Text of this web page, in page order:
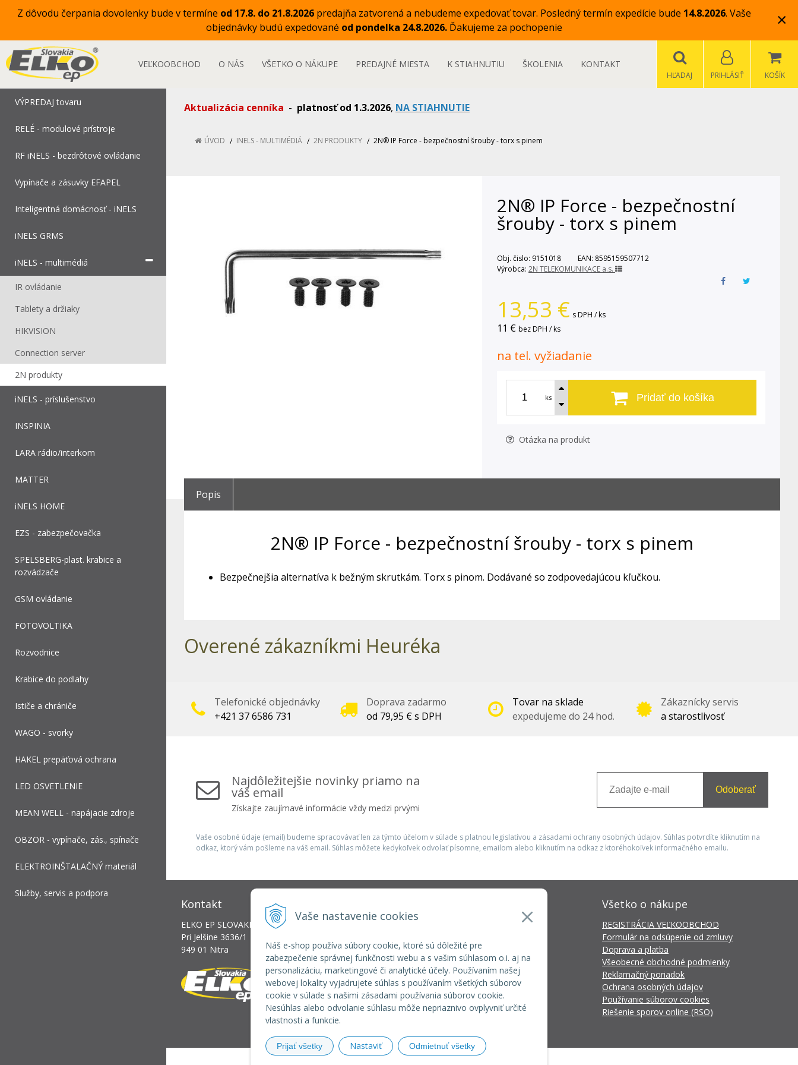
Vaše nastavenie cookies
Náš e-shop používa súbory cookie, ktoré sú dôležité pre
zabezpečenie správnej funkčnosti webu a s vašim súhlasom o.i. aj na
personalizáciu, marketingové či analytické účely. Používaním našej
webovej lokality vyjadrujete súhlas s používaním všetkých súborov
cookie v súlade s našimi zásadami používania súborov cookie.
Nesúhlas alebo odvolanie súhlasu môže nepriaznivo ovplyvniť určité
vlastnosti a funkcie.
Prijať všetky Nastaviť Odmietnuť všetky
Z dôvodu čerpania dovolenky bude v termíne od 17.8. do 21.8.2026 predajňa zatvorená a nebudeme expedovať tovar. Posledný termín expedície bude 14.8.2026. Vaše
objednávky budú expedované od pondelka 24.8.2026. Ďakujeme za pochopenie ×
VEĽKOOBCHOD O NÁS VŠETKO O NÁKUPE PREDAJNÉ MIESTA K STIAHNUTIU ŠKOLENIA KONTAKT
KOŠÍK
PRIHLÁSIŤ
HĽADAJ
VÝPREDAJ tovaru
RELÉ - modulové prístroje
RF iNELS - bezdrôtové ovládanie
Vypínače a zásuvky EFAPEL
Inteligentná domácnosť - iNELS
iNELS GRMS
iNELS - multimédiá
IR ovládanie
Tablety a držiaky
HIKVISION
Connection server
2N produkty
iNELS - príslušenstvo
INSPINIA
LARA rádio/interkom
MATTER
iNELS HOME
EZS - zabezpečovačka
SPELSBERG-plast. krabice a
rozvádzače
GSM ovládanie
FOTOVOLTIKA
Rozvodnice
Krabice do podlahy
Ističe a chrániče
WAGO - svorky
HAKEL prepäťová ochrana
LED OSVETLENIE
MEAN WELL - napájacie zdroje
OBZOR - vypínače, zás., spínače
ELEKTROINŠTALAČNÝ materiál
Služby, servis a podpora
Aktualizácia cenníka - platnosť od 1.3.2026, NA STIAHNUTIE
ÚVOD INELS - MULTIMÉDIÁ 2N PRODUKTY 2N® IP Force - bezpečnostní šrouby - torx s pinem
2N® IP Force - bezpečnostní
šrouby - torx s pinem
Obj. čislo: 9151018 EAN: 8595159507712
Výrobca: 2N TELEKOMUNIKACE a.s.
13,53 € s DPH / ks
11 € bez DPH / ks
na tel. vyžiadanie
ks Pridať do košíka
Otázka na produkt
Popis
2N® IP Force - bezpečnostní šrouby - torx s pinem
Bezpečnejšia alternatíva k bežným skrutkám. Torx s pinom. Dodávané so zodpovedajúcou kľučkou.
Overené zákazníkmi Heuréka
Telefonické objednávky
+421 37 6586 731
Doprava zadarmo
od 79,95 € s DPH
Tovar na sklade
expedujeme do 24 hod.
Zákaznícky servis
a starostlivosť
Najdôležitejšie novinky priamo na
váš email
Získajte zaujímavé informácie vždy medzi prvými
Odoberať
Vaše osobné údaje (email) budeme spracovávať len za týmto účelom v súlade s platnou legislatívou a zásadami ochrany osobných údajov. Súhlas potvrdíte kliknutím na
odkaz, ktorý vám pošleme na váš email. Súhlas môžete kedykoľvek odvolať písomne, emailom alebo kliknutím na odkaz z ktoréhokoľvek informačného emailu.
Kontakt
ELKO EP SLOVAKIA, s.r.o.
Pri Jelšine 3636/1
949 01 Nitra
+421 37 6586 731
+421 907 982 328
Všetko o nákupe
REGISTRÁCIA VEĽKOOBCHOD
Formulár na odsúpenie od zmluvy
Doprava a platba
Všeobecné obchodné podmienky
Reklamačný poriadok
Ochrana osobných údajov
Používanie súborov cookies
Riešenie sporov online (RSO)